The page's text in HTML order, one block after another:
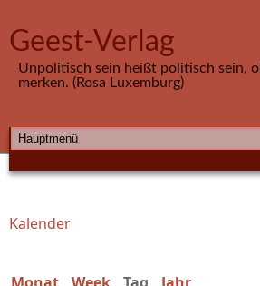
Geest-Verlag
Unpolitisch sein heißt politisch sein,
merken. (Rosa Luxemburg)
HAUPTMENÜ
Sie sind hier
Kalender